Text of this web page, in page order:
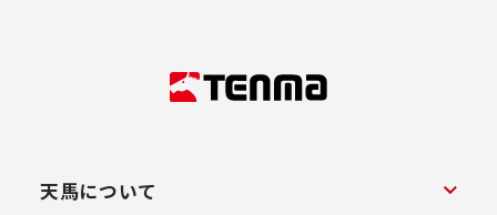
天馬について